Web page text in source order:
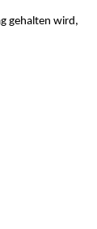
gehalten wird,